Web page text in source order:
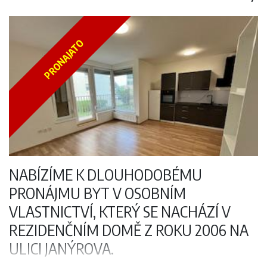
výhodou je centrální lokalita s docházkovou vzdáleností na metro
PRONAJATO
NABÍZÍME K DLOUHODOBÉMU
PRONÁJMU BYT V OSOBNÍM
VLASTNICTVÍ, KTERÝ SE NACHÁZÍ V
REZIDENČNÍM DOMĚ Z ROKU 2006 NA
ULICI JANÝROVA.